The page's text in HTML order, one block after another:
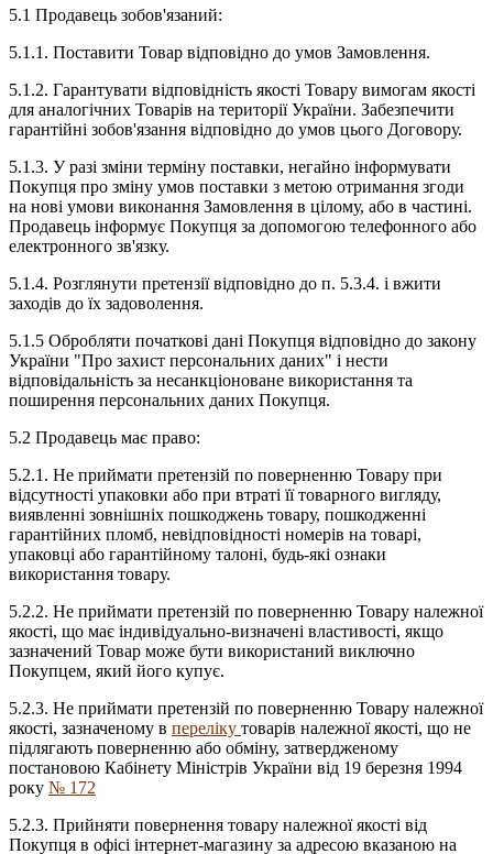
5.1 Продавець зобов'язаний:
5.1.1. Поставити Товар відповідно до умов Замовлення.
5.1.2. Гарантувати відповідність якості Товару вимогам якості
для аналогічних Товарів на території України. Забезпечити
гарантійні зобов'язання відповідно до умов цього Договору.
5.1.3. У разі зміни терміну поставки, негайно інформувати
Покупця про зміну умов поставки з метою отримання згоди
на нові умови виконання Замовлення в цілому, або в частині.
Продавець інформує Покупця за допомогою телефонного або
електронного зв'язку.
5.1.4. Розглянути претензії відповідно до п. 5.3.4. і вжити
заходів до їх задоволення.
5.1.5 Обробляти початкові дані Покупця відповідно до закону
України "Про захист персональних даних" і нести
відповідальність за несанкціоноване використання та
поширення персональних даних Покупця.
5.2 Продавець має право:
5.2.1. Не приймати претензій по поверненню Товару при
відсутності упаковки або при втраті її товарного вигляду,
виявленні зовнішніх пошкоджень товару, пошкодженні
гарантійних пломб, невідповідності номерів на товарі,
упаковці або гарантійному талоні, будь-які ознаки
використання товару.
5.2.2. Не приймати претензій по поверненню Товару належної
якості, що має індивідуально-визначені властивості, якщо
зазначений Товар може бути використаний виключно
Покупцем, який його купує.
5.2.3. Не приймати претензій по поверненню Товару належної
якості, зазначеному в переліку товарів належної якості, що не
підлягають поверненню або обміну, затвердженому
постановою Кабінету Міністрів України від 19 березня 1994
року № 172
5.2.3. Прийняти повернення товару належної якості від
Покупця в офісі інтернет-магазину за адресою вказаною на